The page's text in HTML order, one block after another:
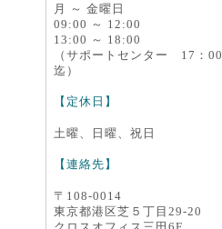
月 ～ 金曜日
09:00 ～ 12:00
13:00 ～ 18:00
（サポートセンター 17：00
迄）
【定休日】
土曜、日曜、祝日
【連絡先】
〒108-0014
東京都港区芝５丁目29-20